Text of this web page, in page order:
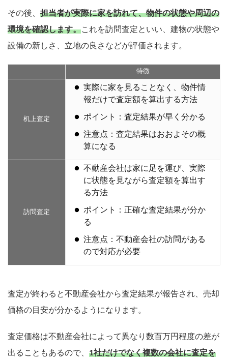
その後、 担当者が実際に家を訪れて、物件の状態や周辺の
環境を確認します。これを訪問査定といい、建物の状態や
設備の新しさ、立地の良さなどが評価されます。
特徴
机上査定
実際に家を見ることなく、物件情
報だけで査定額を算出する方法
ポイント：査定結果が早く分かる
注意点：査定結果はおおよその概
算になる
訪問査定
不動産会社は家に足を運び、実際
に状態を見ながら査定額を算出す
る方法
ポイント：正確な査定結果が分か
る
注意点：不動産会社の訪問がある
ので対応が必要
査定が終わると不動産会社から査定結果が報告され、売却
価格の目安が分かるようになります。
査定価格は不動産会社によって異なり数百万円程度の差が
出ることもあるので、 1社だけでなく複数の会社に査定を